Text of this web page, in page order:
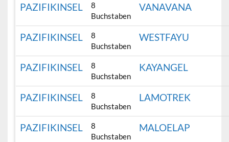
PAZIFIKINSEL
8
Buchstaben
VANAVANA
PAZIFIKINSEL
8
Buchstaben
WESTFAYU
PAZIFIKINSEL
8
Buchstaben
KAYANGEL
PAZIFIKINSEL
8
Buchstaben
LAMOTREK
PAZIFIKINSEL
8
Buchstaben
MALOELAP